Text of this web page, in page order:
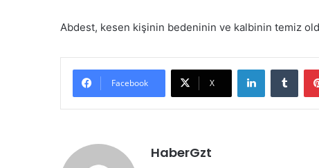
Abdest, kesen kişinin bedeninin ve kalbinin temiz
Facebook X
LinkedIn
HaberGzt